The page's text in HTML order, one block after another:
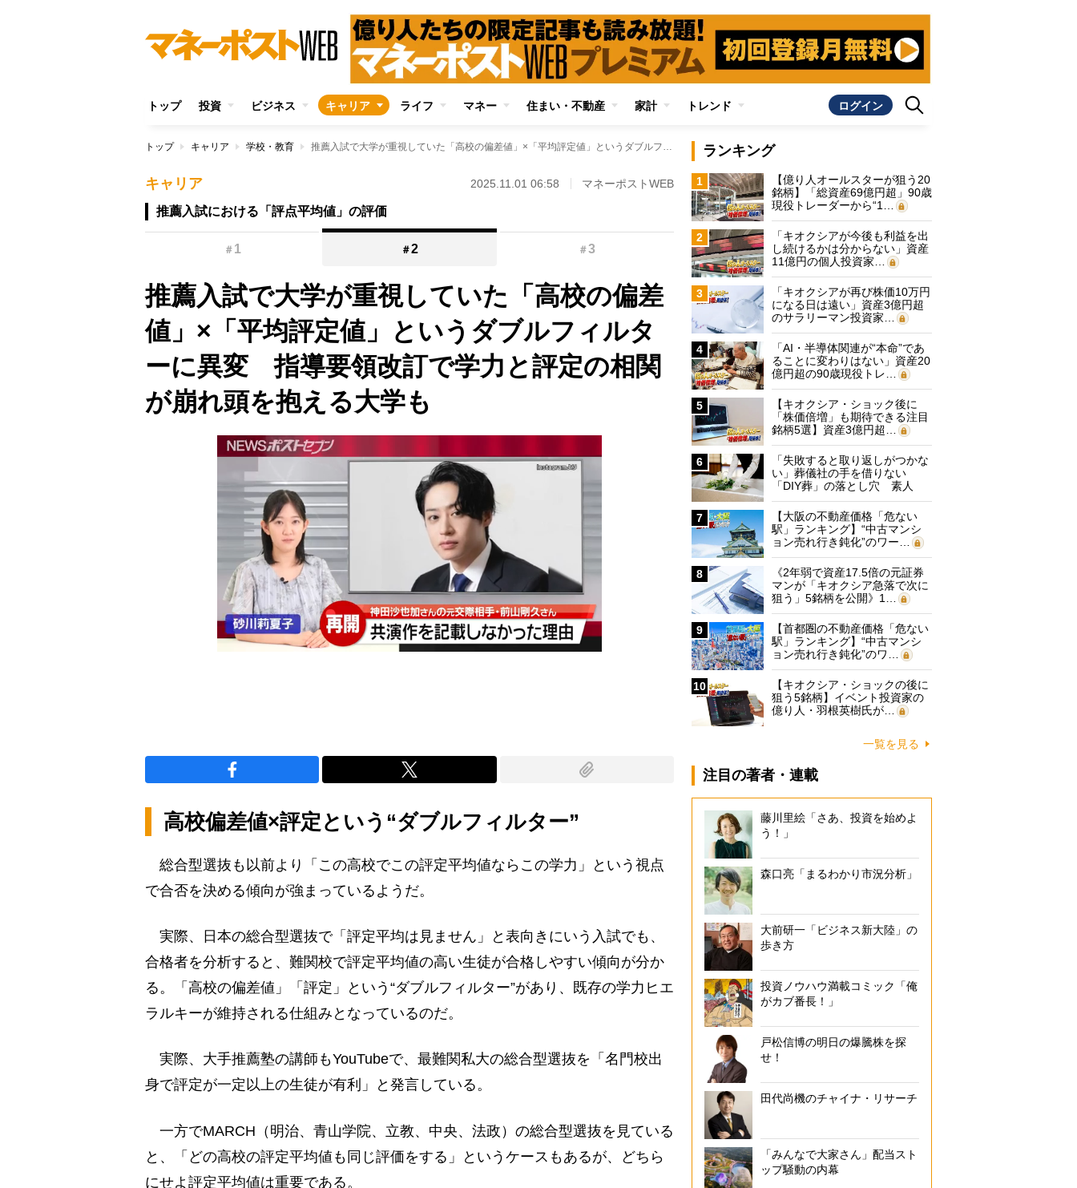
トップ 投資 ビジネス キャリア ライフ マネー 住まい・不動産 家計 トレンド ログイン
トップ キャリア 学校・教育 推薦入試で大学が重視していた「高校の偏差値」×「平均評定値」というダブルフィルターに異変 指導要領改訂で学力と評定の相関が崩れ頭を抱える大学も
キャリア 2025.11.01 06:58 マネーポストWEB
推薦入試における「評点平均値」の評価
＃ 1 ＃2 ＃3
推薦入試で大学が重視していた「高校の偏差
値」×「平均評定値」というダブルフィルタ
ーに異変 指導要領改訂で学力と評定の相関
が崩れ頭を抱える大学も
高校偏差値×評定という“ダブルフィルター”
総合型選抜も以前より「この高校でこの評定平均値ならこの学力」という視点
で合否を決める傾向が強まっているようだ。
実際、日本の総合型選抜で「評定平均は見ません」と表向きにいう入試でも、
合格者を分析すると、難関校で評定平均値の高い生徒が合格しやすい傾向が分か
る。「高校の偏差値」「評定」という“ダブルフィルター”があり、既存の学力ヒエ
ラルキーが維持される仕組みとなっているのだ。
実際、大手推薦塾の講師もYouTubeで、最難関私大の総合型選抜を「名門校出
身で評定が一定以上の生徒が有利」と発言している。
一方でMARCH（明治、青山学院、立教、中央、法政）の総合型選抜を見ている
と、「どの高校の評定平均値も同じ評価をする」というケースもあるが、どちら
にせよ評定平均値は重要である。
ランキング
1
【億り人オールスターが狙う20
銘柄】「総資産69億円超」90歳
現役トレーダーから“1…
2
「キオクシアが今後も利益を出
し続けるかは分からない」資産
11億円の個人投資家…
3
「キオクシアが再び株価10万円
になる日は遠い」資産3億円超
のサラリーマン投資家…
4
「AI・半導体関連が“本命”であ
ることに変わりはない」資産20
億円超の90歳現役トレ…
5
【キオクシア・ショック後に
「株価倍増」も期待できる注目
銘柄5選】資産3億円超…
6
「失敗すると取り返しがつかな
い」葬儀社の手を借りない
「DIY葬」の落とし穴 素人
に…
7
【大阪の不動産価格「危ない
駅」ランキング】“中古マンシ
ョン売れ行き鈍化”のワー…
8
《2年弱で資産17.5倍の元証券
マンが「キオクシア急落で次に
狙う」5銘柄を公開》1…
9
【首都圏の不動産価格「危ない
駅」ランキング】“中古マンシ
ョン売れ行き鈍化”のワ…
10
【キオクシア・ショックの後に
狙う5銘柄】イベント投資家の
億り人・羽根英樹氏が…
一覧を見る
注目の著者・連載
藤川里絵「さあ、投資を始めよ
う！」
森口亮「まるわかり市況分析」
大前研一「ビジネス新大陸」の
歩き方
投資ノウハウ満載コミック「俺
がカブ番長！」
戸松信博の明日の爆騰株を探
せ！
田代尚機のチャイナ・リサーチ
「みんなで大家さん」配当スト
ップ騒動の内幕